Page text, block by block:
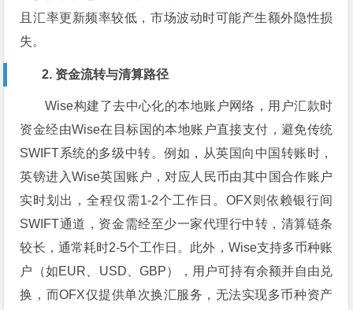
且汇率更新频率较低，市场波动时可能产生额外隐性损
失。
2. 资金流转与清算路径
Wise构建了去中心化的本地账户网络，用户汇款时
资金经由Wise在目标国的本地账户直接支付，避免传统
SWIFT系统的多级中转。例如，从英国向中国转账时，
英镑进入Wise英国账户，对应人民币由其中国合作账户
实时划出，全程仅需1-2个工作日。OFX则依赖银行间
SWIFT通道，资金需经至少一家代理行中转，清算链条
较长，通常耗时2-5个工作日。此外，Wise支持多币种账
户（如EUR、USD、GBP），用户可持有余额并自由兑
换，而OFX仅提供单次换汇服务，无法实现多币种资产